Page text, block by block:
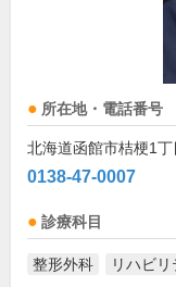
所在地・電話番号
北海道函館市桔梗1
0138-47-0007
診療科目
整形外科 リハビ